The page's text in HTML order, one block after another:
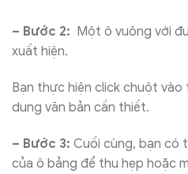
– Bước 2: Một ô vuông với
xuất hiện.
Bạn thực hiện click chuột
dung văn bản cần thiết.
– Bước 3: Cuối cùng, bạn có
của ô bảng để thu hẹp hoặc